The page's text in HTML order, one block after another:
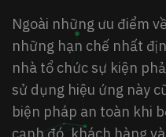
Ngoài những ưu điểm
những hạn chế nhất
nhà tổ chức sự kiện
sử dụng hiệu ứng này
biện pháp an toàn khi
cạnh đó, khách hàng